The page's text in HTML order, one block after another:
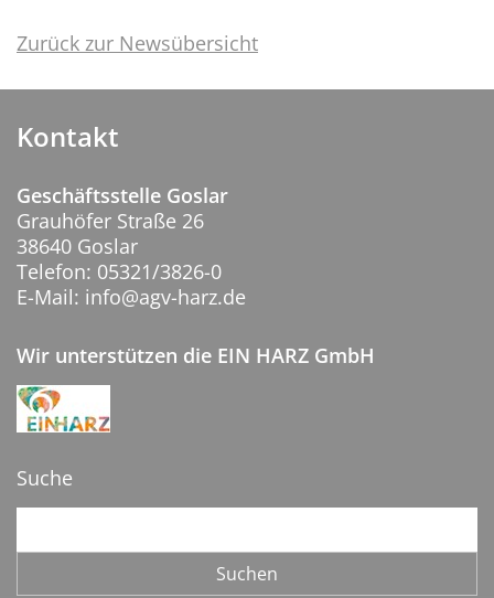
Zurück zur Newsübersicht
Kontakt
Geschäftsstelle Goslar
Grauhöfer Straße 26
38640 Goslar
Telefon: 05321/3826-0
E-Mail: info@agv-harz.de
Wir unterstützen die EIN HARZ GmbH
Suche
Suchen